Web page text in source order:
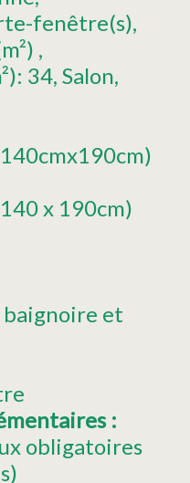
fenêtre(s)
34 Salon
x 190cm)
baignoire et
:
obligatoires